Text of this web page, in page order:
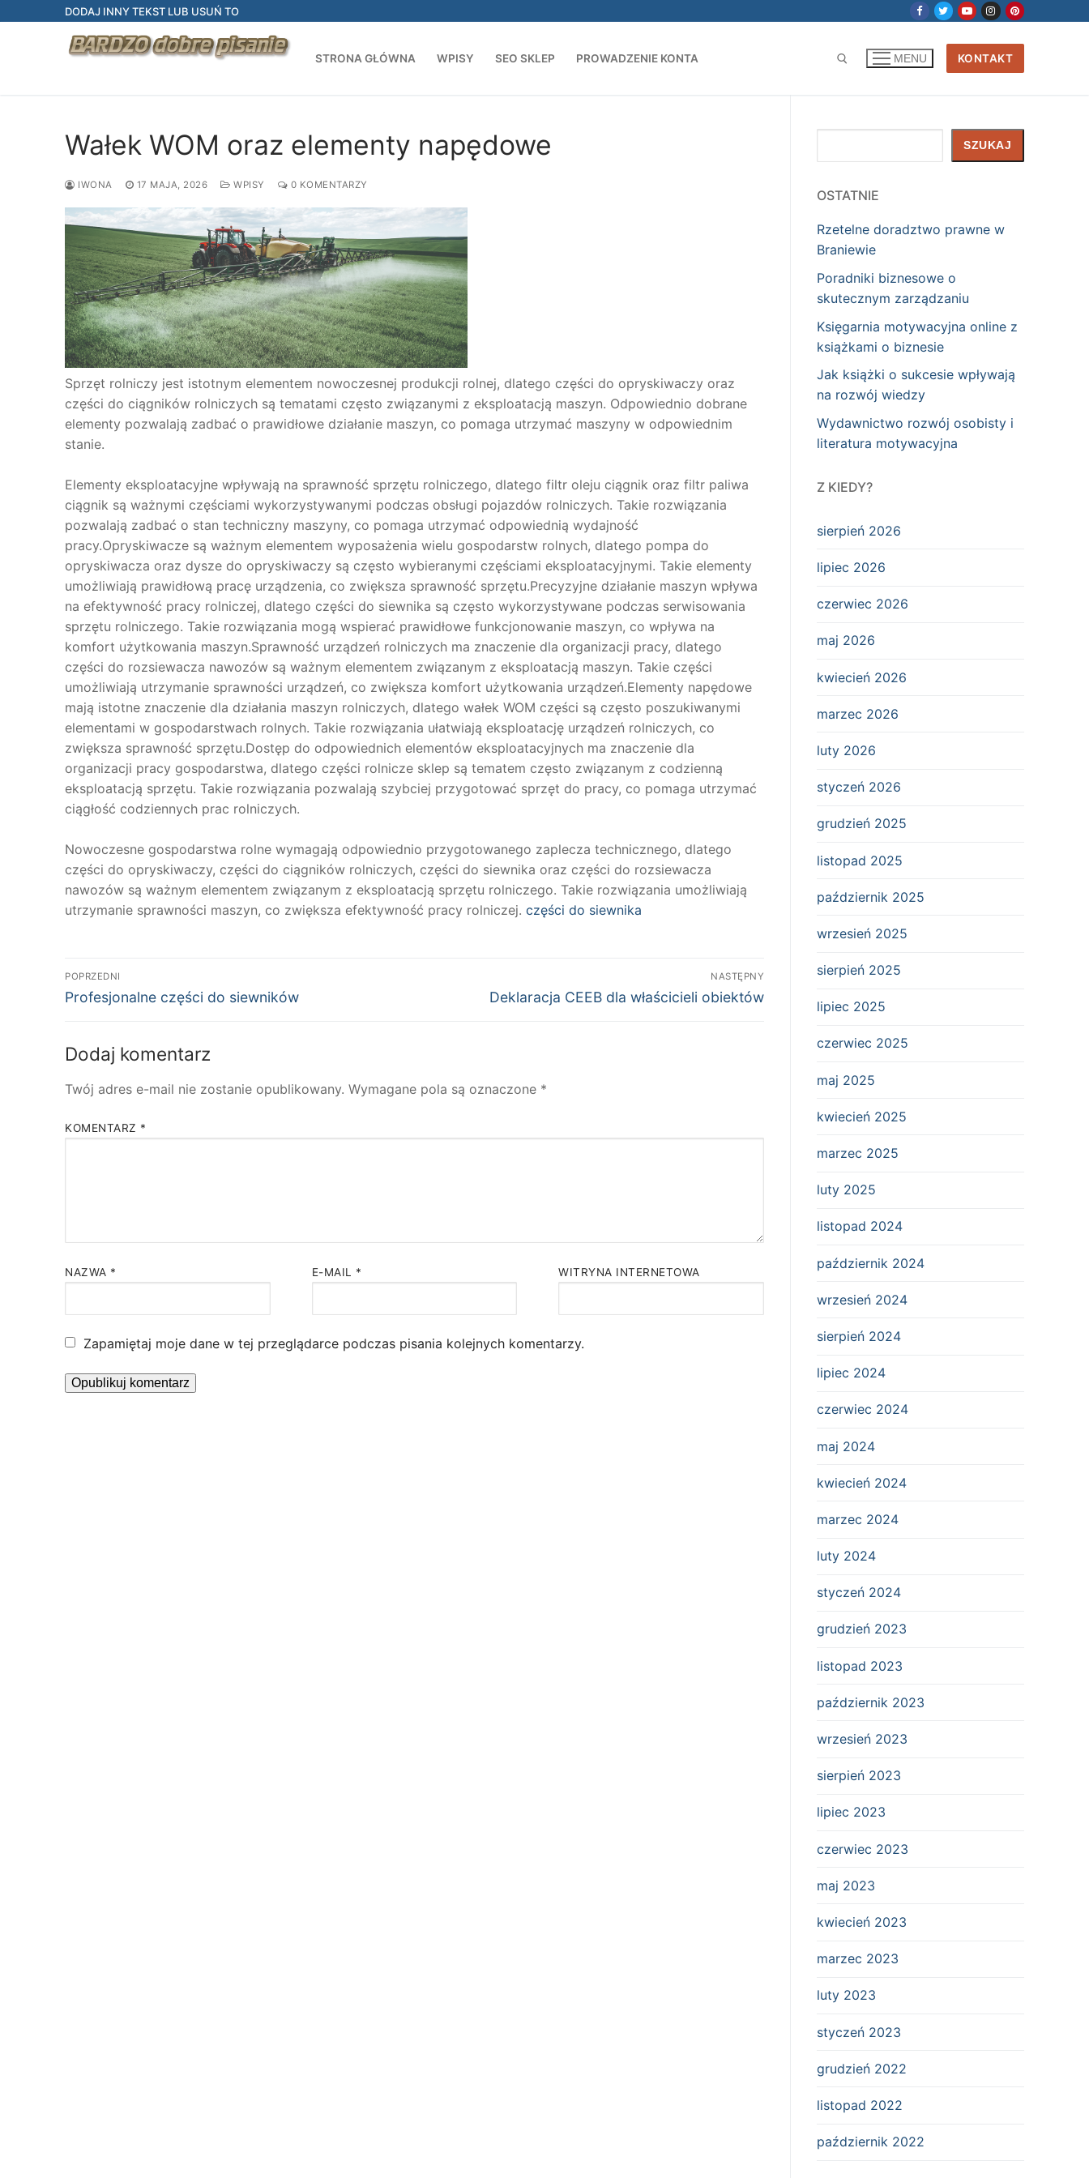
DODAJ INNY TEKST LUB USUŃ TO
STRONA GŁÓWNA WPISY SEO SKLEP PROWADZENIE KONTA MENU KONTAKT
Wałek WOM oraz elementy napędowe
IWONA 17 MAJA, 2026 WPISY 0 KOMENTARZY
Sprzęt rolniczy jest istotnym elementem nowoczesnej produkcji rolnej, dlatego części do opryskiwaczy oraz
części do ciągników rolniczych są tematami często związanymi z eksploatacją maszyn. Odpowiednio dobrane
elementy pozwalają zadbać o prawidłowe działanie maszyn, co pomaga utrzymać maszyny w odpowiednim
stanie.
Elementy eksploatacyjne wpływają na sprawność sprzętu rolniczego, dlatego filtr oleju ciągnik oraz filtr paliwa
ciągnik są ważnymi częściami wykorzystywanymi podczas obsługi pojazdów rolniczych. Takie rozwiązania
pozwalają zadbać o stan techniczny maszyny, co pomaga utrzymać odpowiednią wydajność
pracy.Opryskiwacze są ważnym elementem wyposażenia wielu gospodarstw rolnych, dlatego pompa do
opryskiwacza oraz dysze do opryskiwaczy są często wybieranymi częściami eksploatacyjnymi. Takie elementy
umożliwiają prawidłową pracę urządzenia, co zwiększa sprawność sprzętu.Precyzyjne działanie maszyn wpływa
na efektywność pracy rolniczej, dlatego części do siewnika są często wykorzystywane podczas serwisowania
sprzętu rolniczego. Takie rozwiązania mogą wspierać prawidłowe funkcjonowanie maszyn, co wpływa na
komfort użytkowania maszyn.Sprawność urządzeń rolniczych ma znaczenie dla organizacji pracy, dlatego
części do rozsiewacza nawozów są ważnym elementem związanym z eksploatacją maszyn. Takie części
umożliwiają utrzymanie sprawności urządzeń, co zwiększa komfort użytkowania urządzeń.Elementy napędowe
mają istotne znaczenie dla działania maszyn rolniczych, dlatego wałek WOM części są często poszukiwanymi
elementami w gospodarstwach rolnych. Takie rozwiązania ułatwiają eksploatację urządzeń rolniczych, co
zwiększa sprawność sprzętu.Dostęp do odpowiednich elementów eksploatacyjnych ma znaczenie dla
organizacji pracy gospodarstwa, dlatego części rolnicze sklep są tematem często związanym z codzienną
eksploatacją sprzętu. Takie rozwiązania pozwalają szybciej przygotować sprzęt do pracy, co pomaga utrzymać
ciągłość codziennych prac rolniczych.
Nowoczesne gospodarstwa rolne wymagają odpowiednio przygotowanego zaplecza technicznego, dlatego
części do opryskiwaczy, części do ciągników rolniczych, części do siewnika oraz części do rozsiewacza
nawozów są ważnym elementem związanym z eksploatacją sprzętu rolniczego. Takie rozwiązania umożliwiają
utrzymanie sprawności maszyn, co zwiększa efektywność pracy rolniczej. części do siewnika
Nawigacja
wpisu
POPRZEDNI
Poprzedni
Profesjonalne części do siewników
NASTĘPNY
Następny
Deklaracja CEEB dla właścicieli obiektów
Dodaj komentarz
Twój adres e-mail nie zostanie opublikowany. Wymagane pola są oznaczone *
KOMENTARZ *
NAZWA * E-MAIL * WITRYNA INTERNETOWA
Zapamiętaj moje dane w tej przeglądarce podczas pisania kolejnych komentarzy.
SZUKAJ
OSTATNIE
Rzetelne doradztwo prawne w
Braniewie
Poradniki biznesowe o
skutecznym zarządzaniu
Księgarnia motywacyjna online z
książkami o biznesie
Jak książki o sukcesie wpływają
na rozwój wiedzy
Wydawnictwo rozwój osobisty i
literatura motywacyjna
Z KIEDY?
sierpień 2026
lipiec 2026
czerwiec 2026
maj 2026
kwiecień 2026
marzec 2026
luty 2026
styczeń 2026
grudzień 2025
listopad 2025
październik 2025
wrzesień 2025
sierpień 2025
lipiec 2025
czerwiec 2025
maj 2025
kwiecień 2025
marzec 2025
luty 2025
listopad 2024
październik 2024
wrzesień 2024
sierpień 2024
lipiec 2024
czerwiec 2024
maj 2024
kwiecień 2024
marzec 2024
luty 2024
styczeń 2024
grudzień 2023
listopad 2023
październik 2023
wrzesień 2023
sierpień 2023
lipiec 2023
czerwiec 2023
maj 2023
kwiecień 2023
marzec 2023
luty 2023
styczeń 2023
grudzień 2022
listopad 2022
październik 2022